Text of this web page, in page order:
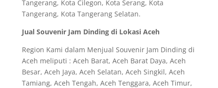
Tangerang, Kota Cilegon, Kota Serang, Kota
Tangerang, Kota Tangerang Selatan.
Jual Souvenir Jam Dinding di Lokasi Aceh
Region Kami dalam Menjual Souvenir Jam Dinding di
Aceh meliputi : Aceh Barat, Aceh Barat Daya, Aceh
Besar, Aceh Jaya, Aceh Selatan, Aceh Singkil, Aceh
Tamiang, Aceh Tengah, Aceh Tenggara, Aceh Timur,